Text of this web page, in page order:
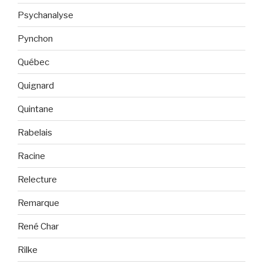
Psychanalyse
Pynchon
Québec
Quignard
Quintane
Rabelais
Racine
Relecture
Remarque
René Char
Rilke